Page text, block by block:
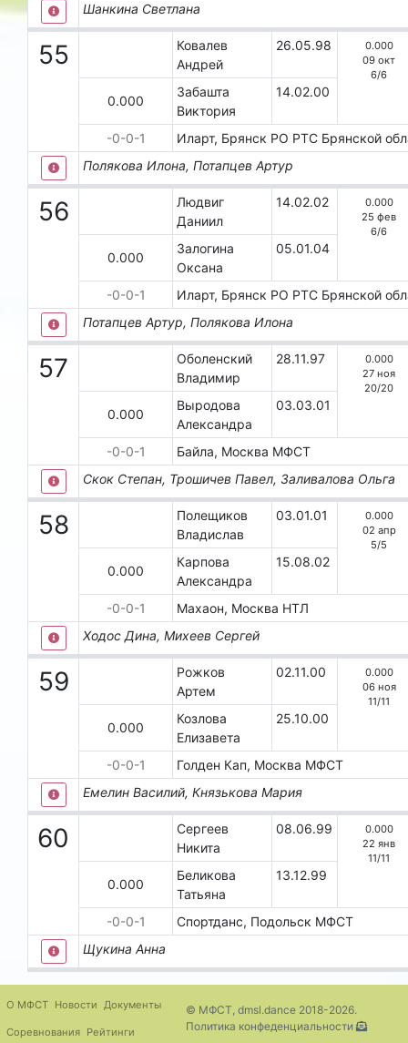
Шанкина Светлана
55
Ковалев
Андрей
26.05.98
0.000
09 окт
6/6
0.000
Забашта
Виктория
14.02.00
-0-0-1 Иларт, Брянск РО РТС Брянской
Полякова Илона, Потапцев Артур
56
Людвиг
Даниил
14.02.02
0.000
25 фев
6/6
0.000
Залогина
Оксана
05.01.04
-0-0-1 Иларт, Брянск РО РТС Брянской
Потапцев Артур, Полякова Илона
57
Оболенский
Владимир
28.11.97
0.000
27 ноя
20/20
0.000
Выродова
Александра
03.03.01
-0-0-1 Байла, Москва МФСТ
Скок Степан, Трошичев Павел, Заливалова Ольга
58
Полещиков
Владислав
03.01.01
0.000
02 апр
5/5
0.000
Карпова
Александра
15.08.02
-0-0-1 Махаон, Москва НТЛ
Ходос Дина, Михеев Сергей
59
Рожков
Артем
02.11.00
0.000
06 ноя
11/11
0.000
Козлова
Елизавета
25.10.00
-0-0-1 Голден Кап, Москва МФСТ
Емелин Василий, Князькова Мария
60
Сергеев
Никита
08.06.99
0.000
22 янв
11/11
0.000
Беликова
Татьяна
13.12.99
-0-0-1 Спортданс, Подольск МФСТ
Щукина Анна
О МФСТ Новости Документы
Соревнования Рейтинги
© МФСТ, dmsl.dance 2018-2026.
Политика конфеденциальности